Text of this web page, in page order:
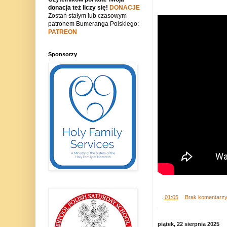
01:05 Brak
piątek, 22 sierpnia 2025
donacja też liczy się! DONACJE
Zostań stałym lub czasowym
patronem Bumeranga Polskiego:
PATREON
Sponsorzy